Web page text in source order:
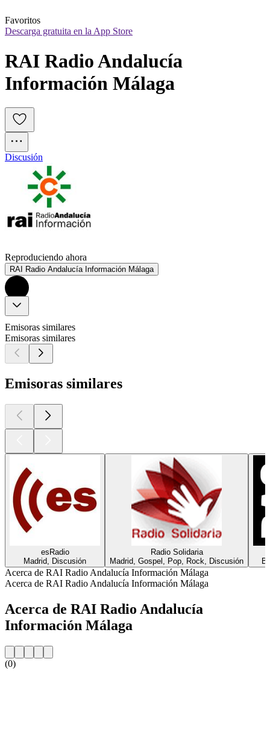
Favoritos
Descarga gratuita en la App Store
RAI Radio Andalucía
Información Málaga
Discusión
Reproduciendo ahora
RAI Radio Andalucía Información Málaga
Emisoras similares
Emisoras similares
Emisoras similares
esRadio
Madrid, Discusión
Radio Solidaria
Madrid, Gospel, Pop, Rock, Discusión
Acerca de RAI Radio Andalucía Información Málaga
Acerca de RAI Radio Andalucía Información Málaga
Acerca de RAI Radio Andalucía
Información Málaga
(0)